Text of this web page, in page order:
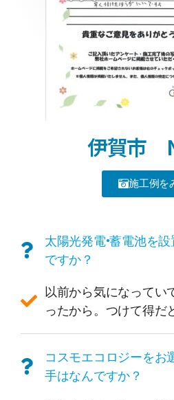
伊賀市
施工例を
太陽光発電•蓄電池を
ですか？
以前から気になってい
ったから。つけて得だ
コスモエコロジーをお
手はなんですか？